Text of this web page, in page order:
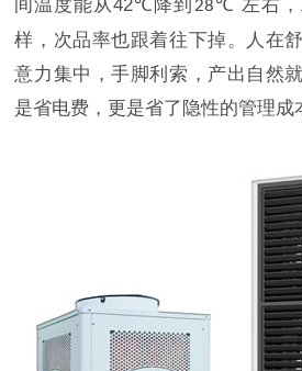
间温度能从42℃ 降到 28℃ 左右
样，次品率也跟着往下掉。人在
意力集中，手脚利索，产出自然
是省电费，更是省了隐性的管理成